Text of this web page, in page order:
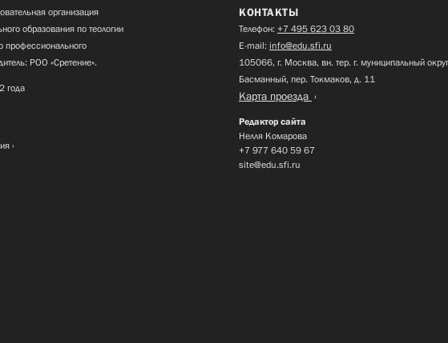
организация
образования по теологии
профессионального
РОО «Сретение».
года
КОНТАКТЫ
Телефон: +7 495 623 03 80
E-mail: info@edu.sfi.ru
105066, г. Москва, вн. тер. г. муниципальный округ
Басманный, пер. Токмаков, д. 11
Карта проезда
Редактор сайта
Нелля Комарова
+7 977 640 59 67
site@edu.sfi.ru